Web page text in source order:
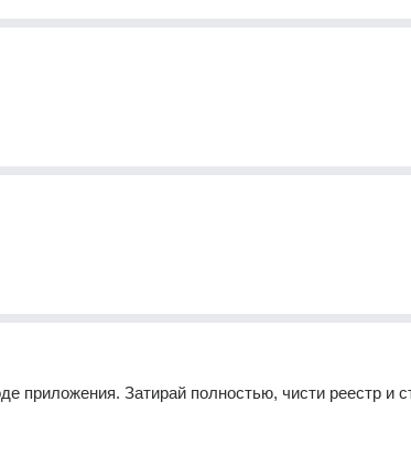
приложения. Затирай полностью, чисти реестр и